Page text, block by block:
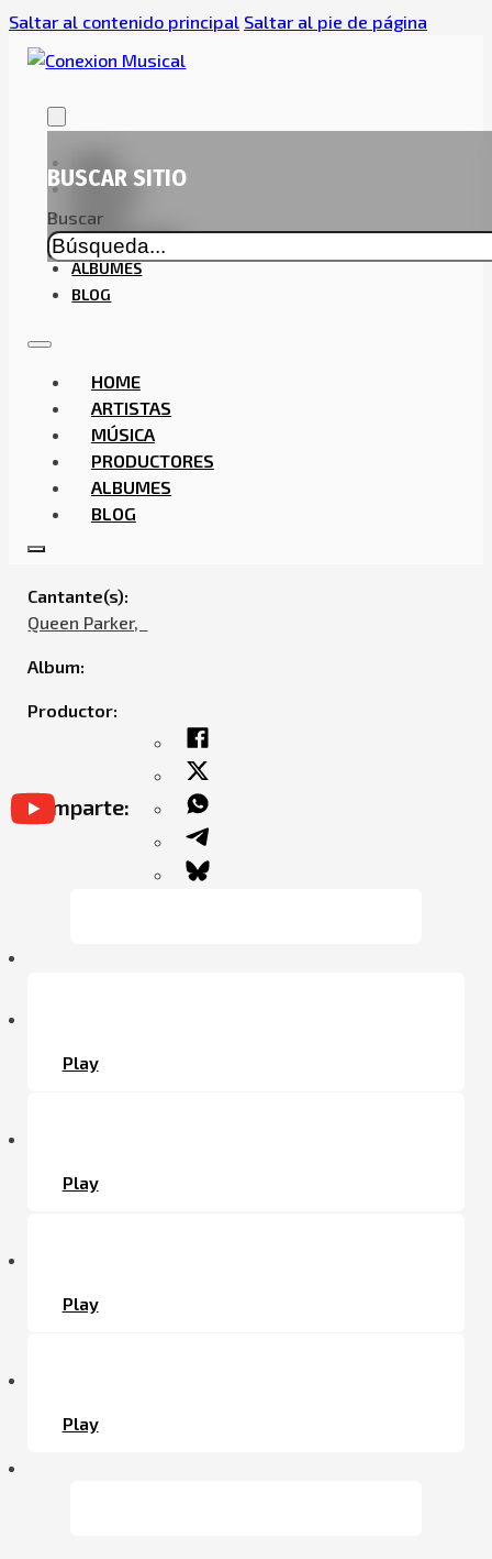
Saltar al contenido principal Saltar al pie de página
BUSCAR SITIO
Buscar
ARTISTAS
MÚSICA
PRODUCTORES
ALBUMES
BLOG
HOME
ARTISTAS
MÚSICA
PRODUCTORES
ALBUMES
BLOG
Cantante(s):
Queen Parker,ㅤㅤ
Album:
Productor:
Comparte:
Play
Play
Play
Play